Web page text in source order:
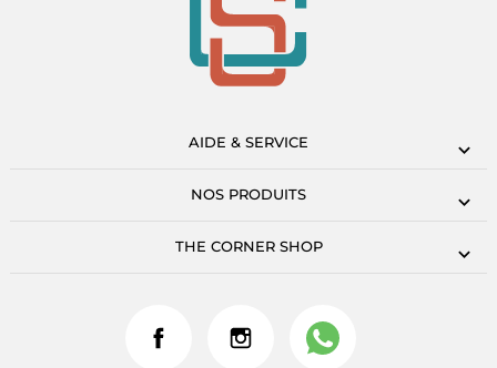
AIDE & SERVICE
NOS PRODUITS
THE CORNER SHOP